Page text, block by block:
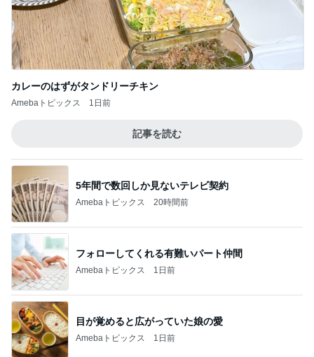
カレーのはずがタンドリーチキン
Amebaトピックス 1日前
記事を読む
5年間で数回しか見ないテレビ契約
Amebaトピックス 20時間前
フォローしてくれる有難いパート仲間
Amebaトピックス 1日前
目が覚めると広がっていた娘の愛
Amebaトピックス 1日前